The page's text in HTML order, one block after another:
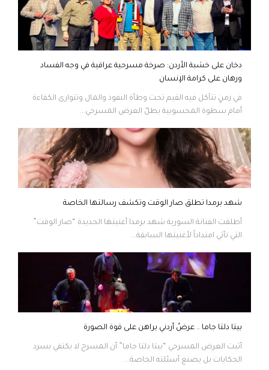
دخان على خشبة الأردن: صرخة مسرحية عراقية في وجه الفساد
ورهان على كرامة الإنسان
في زمنٍ تتآكل فيه القيم تحت وطأة النفوذ والمال وتتوارى الكفاءة
أمام سطوة المحسوبية يطلّ العرض المسرحي...
شهد برمدا تطلق صار الوقت وتكشف رسالتها الخاصة
أطلقت الفنانة السورية شهد برمدا أغنيتها الجديدة “صار الوقت”
التي تأتي امتداداً لأغنيتها السابقة...
بيتا دلتا جاما .. عرضٌ أردني يراهن على قوة الصورة
أثبت العرض المسرحي “بيتا دلتا جاما” أن المسرح لا يكتفي بسرد
الحكايات بل يصنع أسئلته الخاصة...